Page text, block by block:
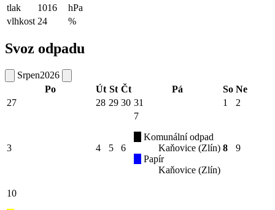
tlak
1016
hPa
vlhkost 24 %
Svoz odpadu
Srpen2026
Po
Út St Čt Pá So Ne
27
28 29 30 31 1 2
3 4 5 6
7
Komunální odpad
Kaňovice (Zlín)
Papír
Kaňovice (Zlín)
8 9
10